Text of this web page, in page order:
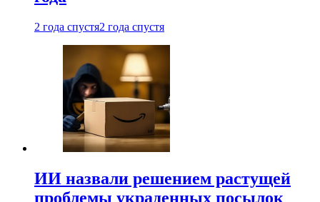
2 года спустя2 года спустя
ИИ назвали решением растущей
проблемы украденных посылок